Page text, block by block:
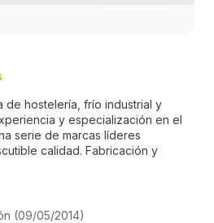
de hostelería, frío industrial y
y especialización en el
serie de marcas líderes
calidad. Fabricación y
(09/05/2014)